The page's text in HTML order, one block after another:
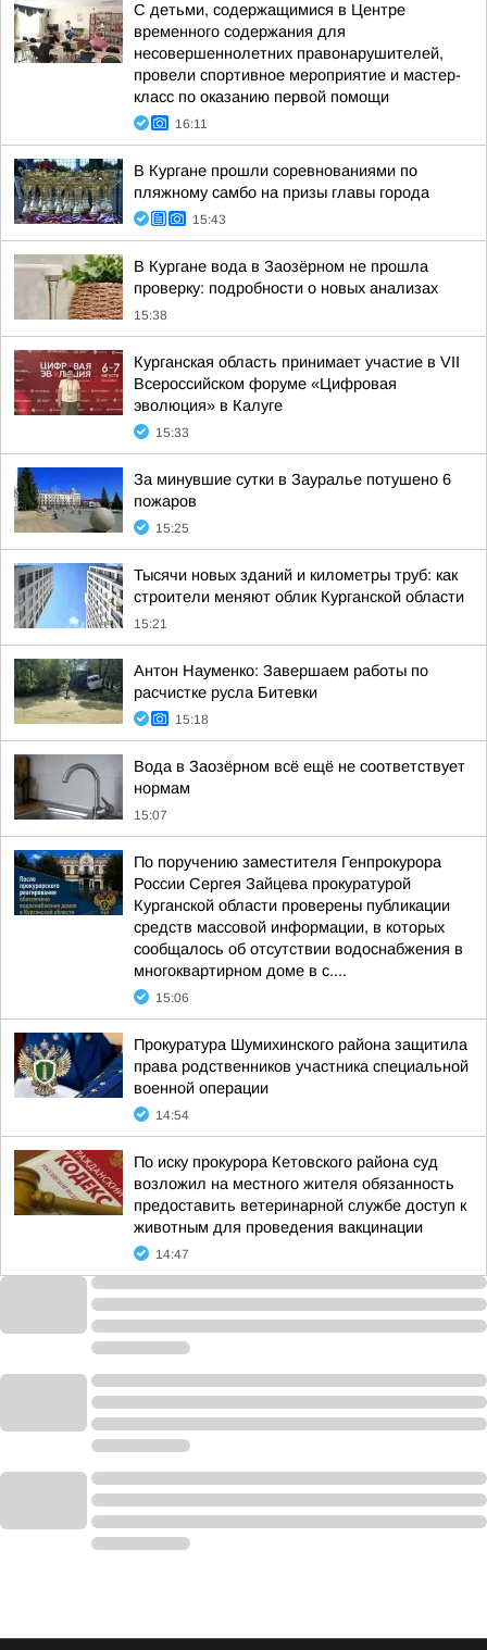
С детьми, содержащимися в Центре
временного содержания для
несовершеннолетних правонарушителей,
провели спортивное мероприятие и мастер-
класс по оказанию первой помощи
16:11
В Кургане прошли соревнованиями по
пляжному самбо на призы главы города
15:43
В Кургане вода в Заозёрном не прошла
проверку: подробности о новых анализах
15:38
Курганская область принимает участие в VII
Всероссийском форуме «Цифровая
эволюция» в Калуге
15:33
За минувшие сутки в Зауралье потушено 6
пожаров
15:25
Тысячи новых зданий и километры труб: как
строители меняют облик Курганской области
15:21
Антон Науменко: Завершаем работы по
расчистке русла Битевки
15:18
Вода в Заозёрном всё ещё не соответствует
нормам
15:07
По поручению заместителя Генпрокурора
России Сергея Зайцева прокуратурой
Курганской области проверены публикации
средств массовой информации, в которых
сообщалось об отсутствии водоснабжения в
многоквартирном доме в с....
15:06
Прокуратура Шумихинского района защитила
права родственников участника специальной
военной операции
14:54
По иску прокурора Кетовского района суд
возложил на местного жителя обязанность
предоставить ветеринарной службе доступ к
животным для проведения вакцинации
14:47